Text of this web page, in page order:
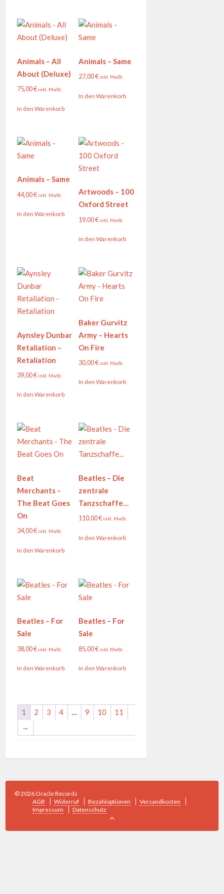
Animals – All
About (Deluxe)
75,00€inkl. MwSt.
In den Warenkorb
Animals – Same
27,00€inkl. MwSt.
In den Warenkorb
Animals – Same
44,00€inkl. MwSt.
In den Warenkorb
Artwoods – 100
Oxford Street
19,00€inkl. MwSt.
In den Warenkorb
Aynsley Dunbar
Retaliation –
Retaliation
39,00€inkl. MwSt.
In den Warenkorb
Baker Gurvitz
Army – Hearts
On Fire
30,00€inkl. MwSt.
In den Warenkorb
Beat
Merchants –
The Beat Goes
On
34,00€inkl. MwSt.
In den Warenkorb
Beatles – Die
zentrale
Tanzschaffe…
110,00€inkl. MwSt.
In den Warenkorb
Beatles – For
Sale
38,00€inkl. MwSt.
In den Warenkorb
Beatles – For
Sale
85,00€inkl. MwSt.
In den Warenkorb
1 2 3 4 … 9 10
11
→
© 2026 Oracle Records
AGB
Widerruf Bezahloptionen
Versandkosten
Impressum
Datenschutz